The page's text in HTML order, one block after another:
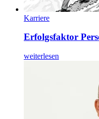
Karriere
Erfolgsfaktor
weiterlesen